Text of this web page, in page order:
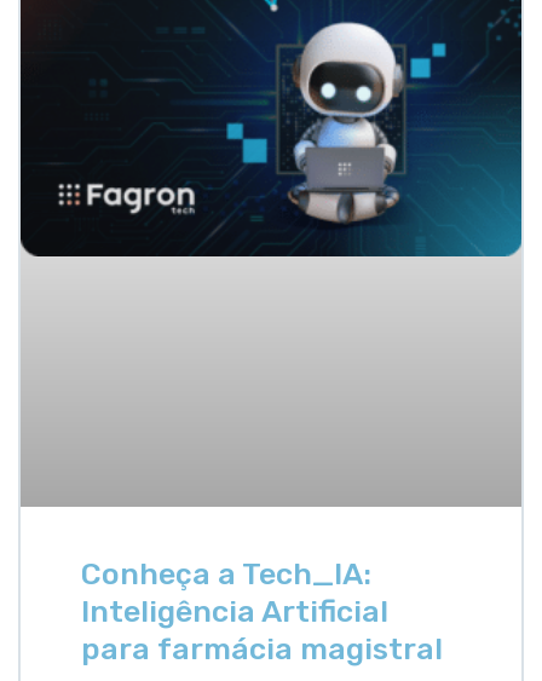
Conheça a Tech_IA:
Inteligência Artificial
para farmácia magistral